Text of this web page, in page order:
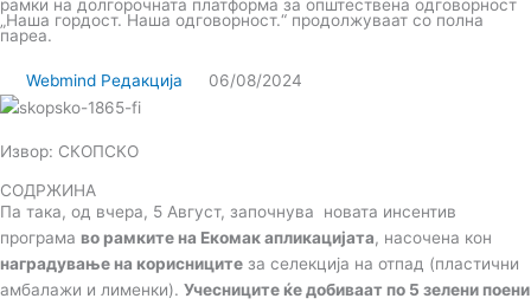
k
a
-
c
o
n
n
рамки на долгорочната платформа за општествена одговорност
„Наша гордост. Наша одговорност.“ продолжуваат со полна
пареа.
Webmind Редакција 06/08/2024
Извор: СКОПСКО
СОДРЖИНА
Па така, од вчера, 5 Август, започнува новата инсентив
програма во рамките на Екомак апликацијата, насочена кон
наградување на корисниците за селекција на отпад (пластични
амбалажи и лименки). Учесниците ќе добиваат по 5 зелени поени